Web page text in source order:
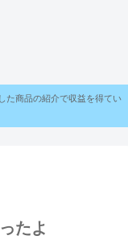
た商品の紹介で収益を得てい
たよ